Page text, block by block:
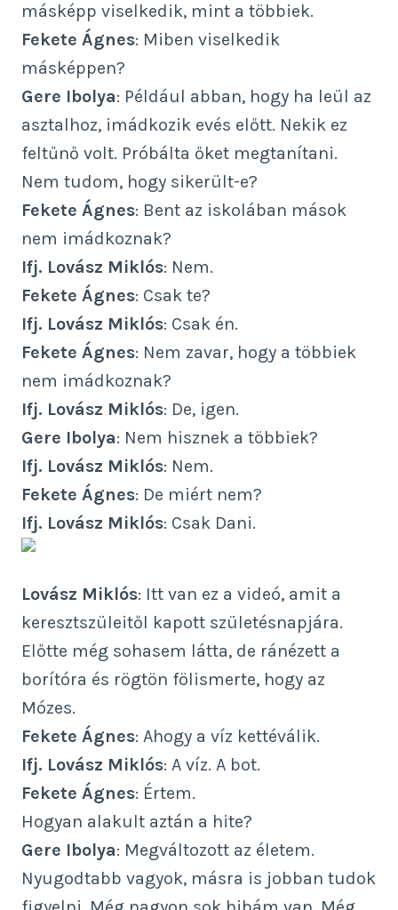
másképp viselkedik, mint a többiek.
Fekete Ágnes: Miben viselkedik
másképpen?
Gere Ibolya: Például abban, hogy ha leül az
asztalhoz, imádkozik evés előtt. Nekik ez
feltűnő volt. Próbálta őket megtanítani.
Nem tudom, hogy sikerült-e?
Fekete Ágnes: Bent az iskolában mások
nem imádkoznak?
Ifj. Lovász Miklós: Nem.
Fekete Ágnes: Csak te?
Ifj. Lovász Miklós: Csak én.
Fekete Ágnes: Nem zavar, hogy a többiek
nem imádkoznak?
Ifj. Lovász Miklós: De, igen.
Gere Ibolya: Nem hisznek a többiek?
Ifj. Lovász Miklós: Nem.
Fekete Ágnes: De miért nem?
Ifj. Lovász Miklós: Csak Dani.
Lovász Miklós: Itt van ez a videó, amit a
keresztszüleitől kapott születésnapjára.
Előtte még sohasem látta, de ránézett a
borítóra és rögtön fölismerte, hogy az
Mózes.
Fekete Ágnes: Ahogy a víz kettéválik.
Ifj. Lovász Miklós: A víz. A bot.
Fekete Ágnes: Értem.
Hogyan alakult aztán a hite?
Gere Ibolya: Megváltozott az életem.
Nyugodtabb vagyok, másra is jobban tudok